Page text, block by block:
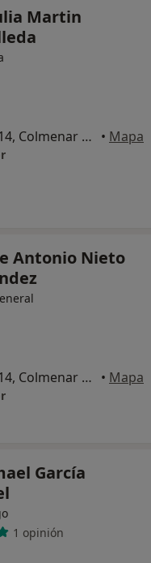
Martin
C/ MOLINO DEL VIENTO, 14, Colmenar Viejo • Mapa
Antonio Nieto
C/ MOLINO DEL VIENTO, 14, Colmenar Viejo • Mapa
García
1 opinión